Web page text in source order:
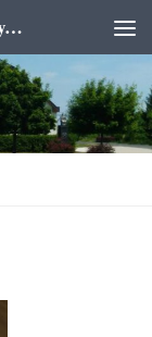
Tát Város Önkormányzat Kultúrház és Könyvtár